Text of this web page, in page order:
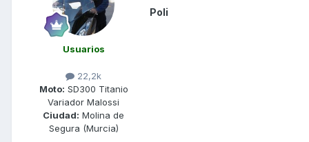
Usuarios
22,2k
Moto: SD300 Titanio
Variador Malossi
Ciudad: Molina de
Segura (Murcia)
Poli